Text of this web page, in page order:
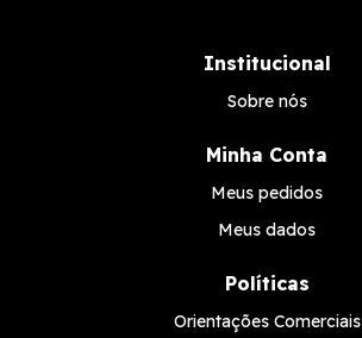
Institucional
Sobre nós
Minha Conta
Meus pedidos
Meus dados
Políticas
Orientações Comerciais